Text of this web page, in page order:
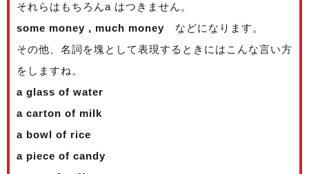
それらはもちろんa はつきません。
some money , much money などになります。
その他、名詞を塊として表現するときにはこんな言い方
をしますね。
a glass of water
a carton of milk
a bowl of rice
a piece of candy